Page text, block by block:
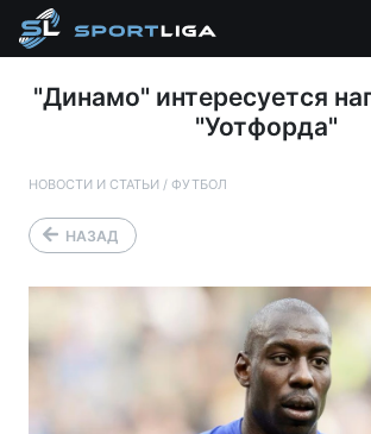
"Динамо" интересуется
"Уотфорда"
НОВОСТИ И СТАТЬИ / ФУТБОЛ
НАЗАД